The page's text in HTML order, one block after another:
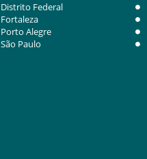
Distrito Federal
Fortaleza
Porto Alegre
São Paulo